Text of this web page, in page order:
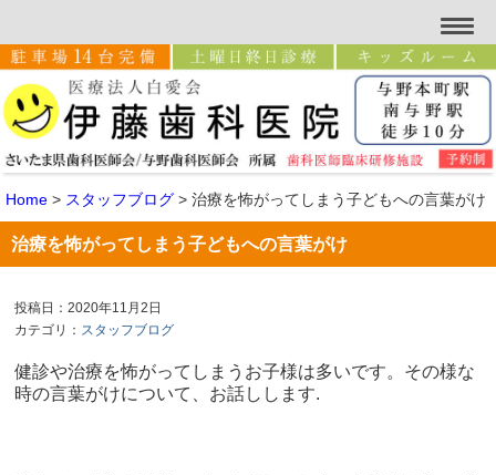
Home > スタッフブログ > 治療を怖がってしまう子どもへの言葉がけ
治療を怖がってしまう子どもへの言葉がけ
投稿日：2020年11月2日
カテゴリ： スタッフブログ
健診や治療を怖がってしまうお子様は多いです。その様な
時の言葉がけについて、お話しします.